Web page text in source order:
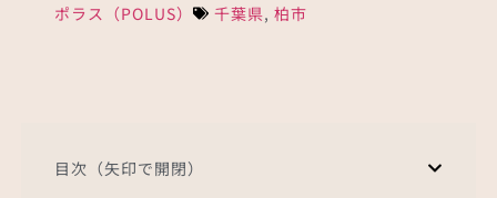
ポラス（POLUS）
千葉県,柏市
目次（矢印で開閉）